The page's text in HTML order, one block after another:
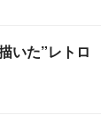
いた”レトロ